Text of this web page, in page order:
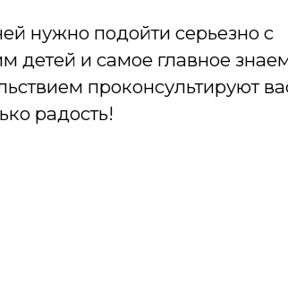
нужно подойти серьезно с
детей и самое главное
проконсультируют
радость!